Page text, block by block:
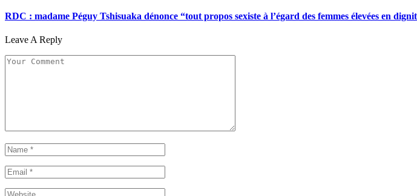
RDC : madame Péguy Tshisuaka dénonce “tout propos sexiste à l’égard des femmes élevées en
Leave A Reply